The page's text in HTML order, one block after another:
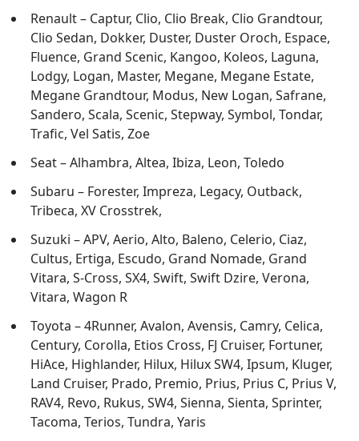
Renault – Captur, Clio, Clio Break, Clio Grandtour,
Clio Sedan, Dokker, Duster, Duster Oroch, Espace,
Fluence, Grand Scenic, Kangoo, Koleos, Laguna,
Lodgy, Logan, Master, Megane, Megane Estate,
Megane Grandtour, Modus, New Logan, Safrane,
Sandero, Scala, Scenic, Stepway, Symbol, Tondar,
Trafic, Vel Satis, Zoe
Seat – Alhambra, Altea, Ibiza, Leon, Toledo
Subaru – Forester, Impreza, Legacy, Outback,
Tribeca, XV Crosstrek,
Suzuki – APV, Aerio, Alto, Baleno, Celerio, Ciaz,
Cultus, Ertiga, Escudo, Grand Nomade, Grand
Vitara, S-Cross, SX4, Swift, Swift Dzire, Verona,
Vitara, Wagon R
Toyota – 4Runner, Avalon, Avensis, Camry, Celica,
Century, Corolla, Etios Cross, FJ Cruiser, Fortuner,
HiAce, Highlander, Hilux, Hilux SW4, Ipsum, Kluger,
Land Cruiser, Prado, Premio, Prius, Prius C, Prius V,
RAV4, Revo, Rukus, SW4, Sienna, Sienta, Sprinter,
Tacoma, Terios, Tundra, Yaris